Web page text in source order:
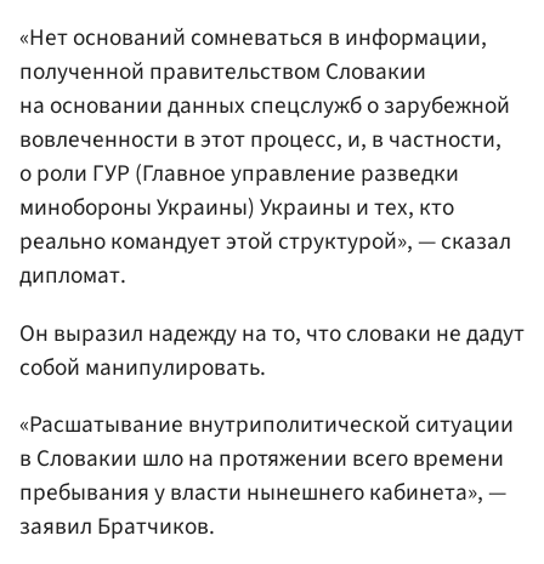
«Нет оснований сомневаться в информации,
полученной правительством Словакии
на основании данных спецслужб о зарубежной
вовлеченности в этот процесс, и, в частности,
о роли ГУР (Главное управление разведки
минобороны Украины)Украины и тех, кто
реально командует этой структурой», — сказал
дипломат.
Он выразил надежду на то, что словаки не дадут
собой манипулировать.
«Расшатывание внутриполитической ситуации
в Словакии шло на протяжении всего времени
пребывания у власти нынешнего кабинета», —
заявил Братчиков.